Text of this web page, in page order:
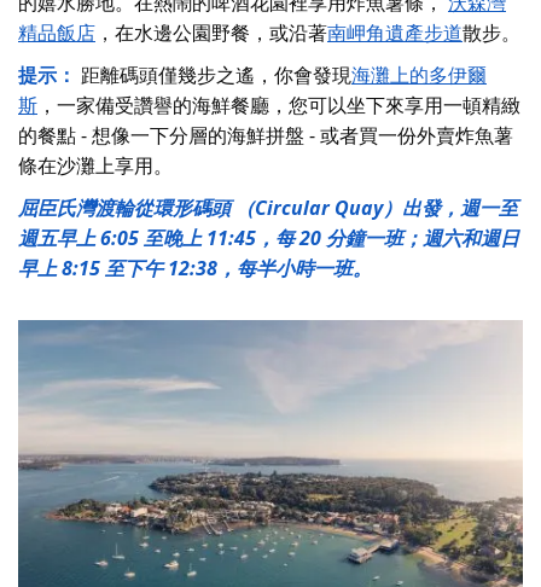
精品飯店 ，在水邊公園野餐，或沿著南岬角遺產步道散步。
提示： 距離碼頭僅幾步之遙，你會發現海灘上的多伊爾
斯 ，一家備受讚譽的海鮮餐廳，您可以坐下來享用一頓精緻
的餐點 - 想像一下分層的海鮮拼盤 - 或者買一份外賣炸魚薯
條在沙灘上享用。
屈臣氏灣渡輪從環形碼頭 （Circular Quay）出發，週一至
週五早上 6:05 至晚上 11:45，每 20 分鐘一班；週六和週日
早上 8:15 至下午 12:38，每半小時一班。